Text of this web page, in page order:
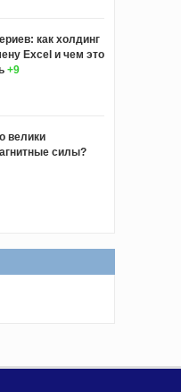
как холдинг
Excel и чем это
+9
велики
силы?